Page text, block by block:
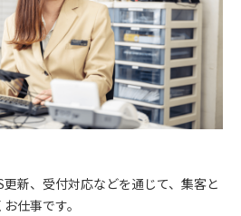
新、受付対応などを通じて、集客と
仕事です。